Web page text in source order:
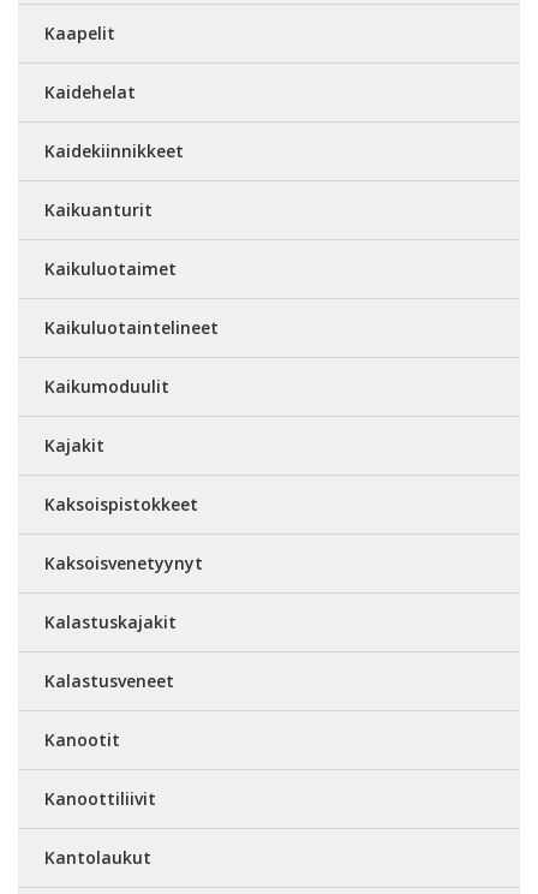
Kaapelit
Kaidehelat
Kaidekiinnikkeet
Kaikuanturit
Kaikuluotaimet
Kaikuluotaintelineet
Kaikumoduulit
Kajakit
Kaksoispistokkeet
Kaksoisvenetyynyt
Kalastuskajakit
Kalastusveneet
Kanootit
Kanoottiliivit
Kantolaukut